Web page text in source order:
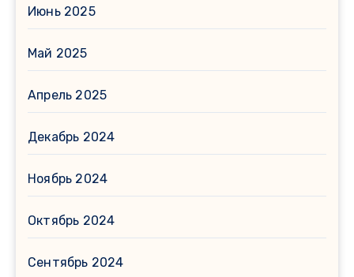
Июнь 2025
Май 2025
Апрель 2025
Декабрь 2024
Ноябрь 2024
Октябрь 2024
Сентябрь 2024